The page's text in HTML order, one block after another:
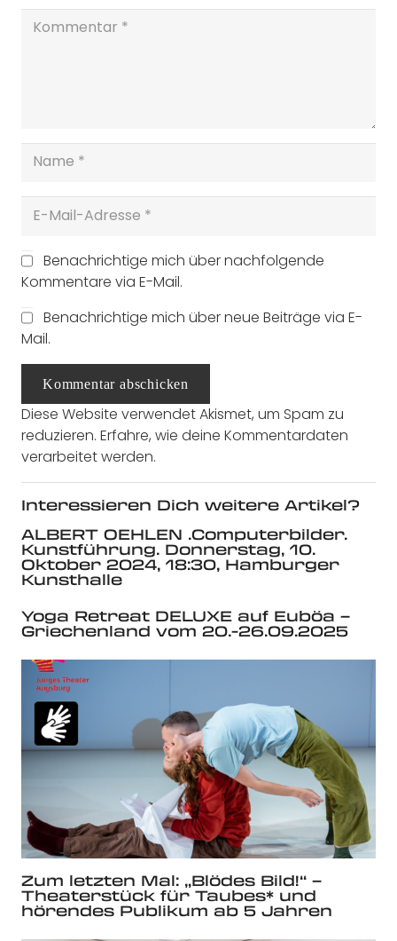
Benachrichtige mich über nachfolgende
Kommentare via E-Mail.
Benachrichtige mich über neue Beiträge via E-
Mail.
Kommentar abschicken
Diese Website verwendet Akismet, um Spam zu
reduzieren. Erfahre, wie deine Kommentardaten
verarbeitet werden.
Interessieren Dich weitere Artikel?
ALBERT OEHLEN .Computerbilder.
Kunstführung. Donnerstag, 10.
Oktober 2024, 18:30, Hamburger
Kunsthalle
Yoga Retreat DELUXE auf Euböa –
Griechenland vom 20.-26.09.2025
Zum letzten Mal: „Blödes Bild!“ –
Theaterstück für Taubes* und
hörendes Publikum ab 5 Jahren